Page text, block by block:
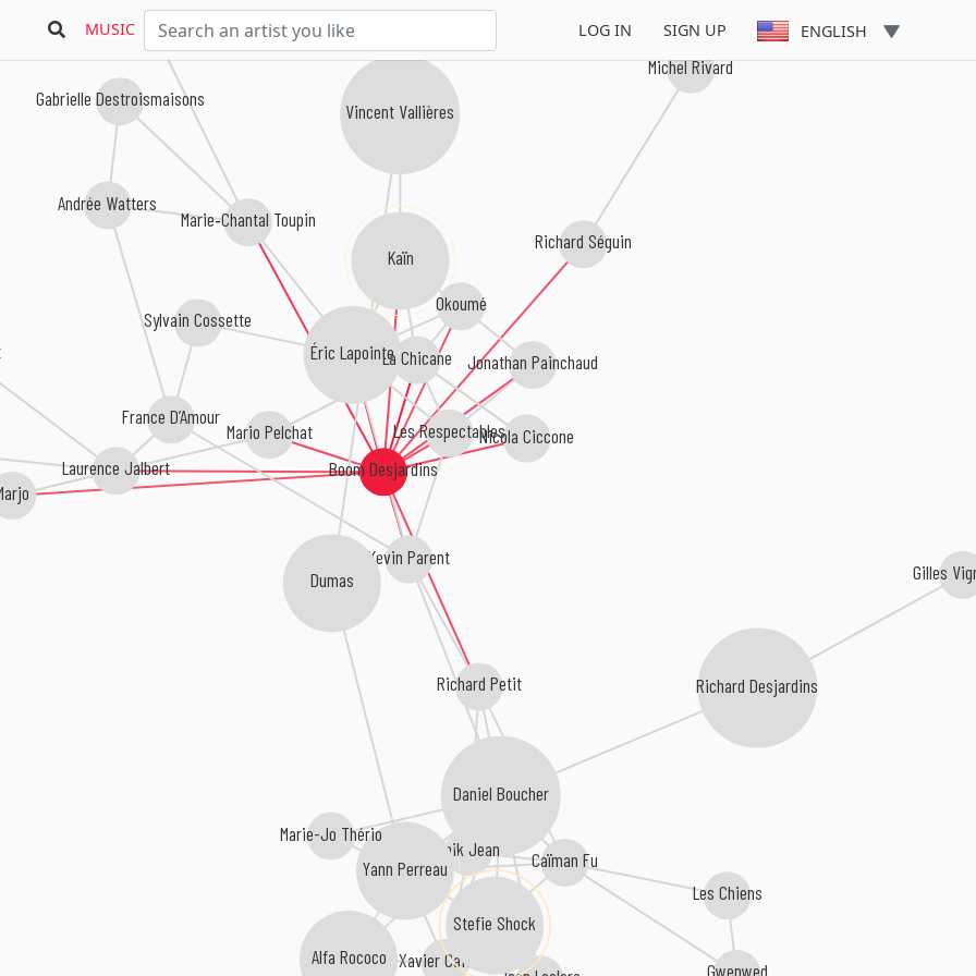
MUSIC LOG IN SIGN UP ENGLISH
Boom Desjardins
Éric LapointeLa Chicane
Kevin Parent
Marie‐Chantal Toupin
Nicola Ciccone
Mario Pelchat
Richard Petit
Kaïn
Jonathan Painchaud
Les Respectables
Richard Séguin
Laurence Jalbert
Okoumé
Daniel Boucher
Michel Rivard
Caïman Fu
Anik Jean
Vincent Vallières
France D’Amour
Andrée Watters
Xavier Caféïne
Dumas
Gwenwed
Les Chiens
Yann Perreau
Sylvain Cossette
Richard Desjardins
Alfa Rococo
Gilles
Marie-Jo Thério
Stefie Shock
Gabrielle Destroismaisons